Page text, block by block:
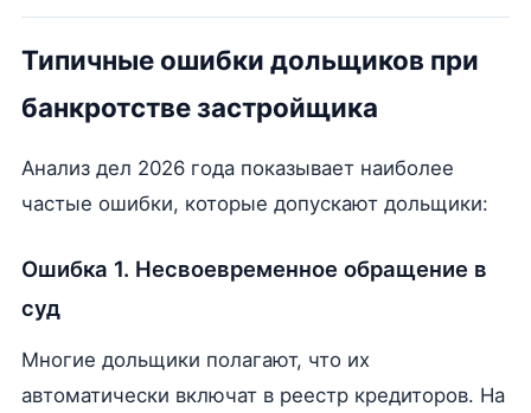
Типичные ошибки дольщиков при
банкротстве застройщика
Анализ дел 2026 года показывает наиболее
частые ошибки, которые допускают дольщики:
Ошибка 1. Несвоевременное обращение в
суд
Многие дольщики полагают, что их
автоматически включат в реестр кредиторов. На